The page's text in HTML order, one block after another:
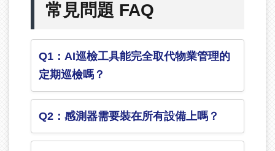
常見問題 FAQ
Q1：AI巡檢工具能完全取代物業管理的
定期巡檢嗎？
Q2：感測器需要裝在所有設備上嗎？